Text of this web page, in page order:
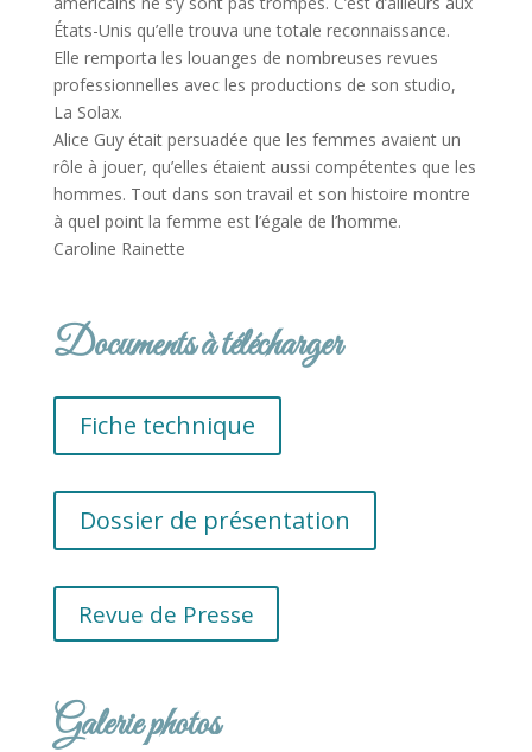
États-Unis qu’elle trouva une totale reconnaissance.
Elle remporta les louanges de nombreuses revues
professionnelles avec les productions de son studio,
La Solax.
Alice Guy était persuadée que les femmes avaient un
rôle à jouer, qu’elles étaient aussi compétentes que les
hommes. Tout dans son travail et son histoire montre
à quel point la femme est l’égale de l’homme.
Caroline Rainette
Documents à télécharger
Fiche technique
Dossier de présentation
Revue de Presse
Galerie photos